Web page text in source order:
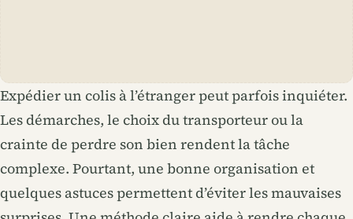
Expédier un colis à l’étranger peut parfois inquiéter.
Les démarches, le choix du transporteur ou la
crainte de perdre son bien rendent la tâche
complexe. Pourtant, une bonne organisation et
quelques astuces permettent d’éviter les mauvaises